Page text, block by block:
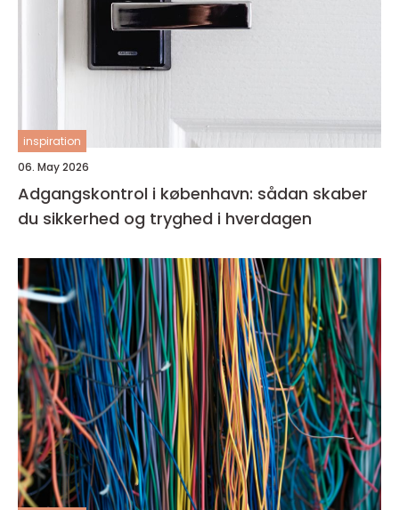
inspiration
06. May 2026
Adgangskontrol i københavn: sådan skaber
du sikkerhed og tryghed i hverdagen